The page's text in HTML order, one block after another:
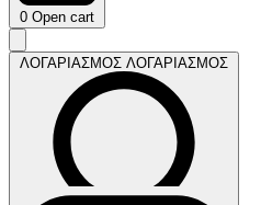
0 Open cart
ΛΟΓΑΡΙΑΣΜΟΣ ΛΟΓΑΡΙΑΣΜΟΣ